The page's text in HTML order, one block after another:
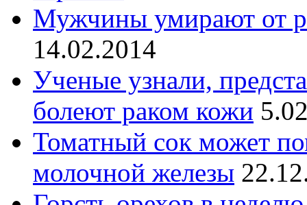
Мужчины умирают от
14.02.2014
Ученые узнали,
болеют раком кожи
Томатный сок может
молочной железы